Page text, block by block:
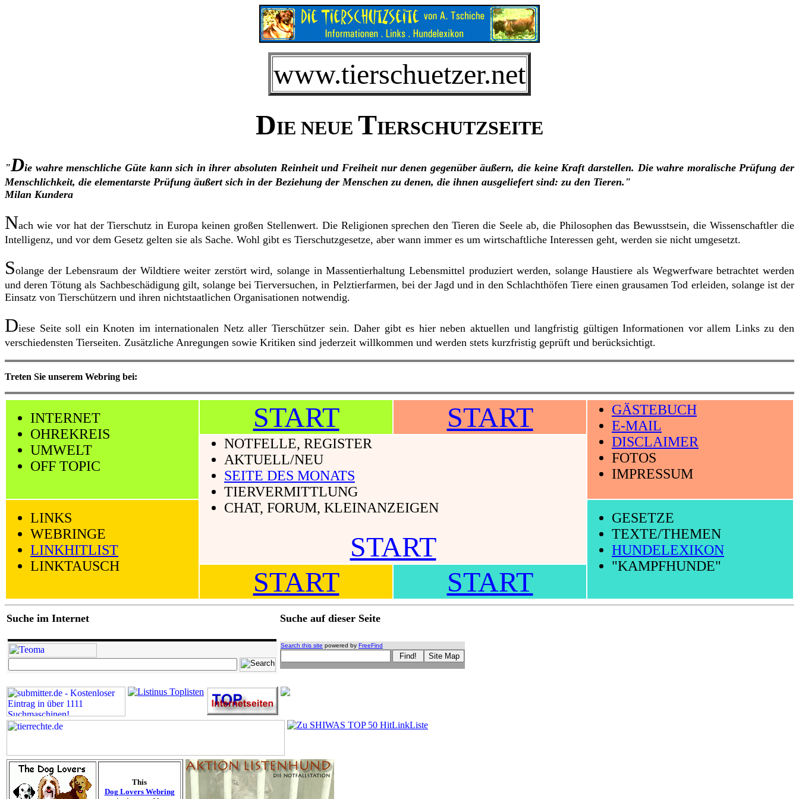
www.tierschuetzer.net
DIE NEUE TIERSCHUTZSEITE
"Die wahre menschliche Güte kann sich in ihrer absoluten Reinheit und Freiheit nur denen gegenüber äußern, die keine Kraft darstellen. Die wahre moralische Prüfung der
Menschlichkeit, die elementarste Prüfung äußert sich in der Beziehung der Menschen zu denen, die ihnen ausgeliefert sind: zu den Tieren."
Milan Kundera
Nach wie vor hat der Tierschutz in Europa keinen großen Stellenwert. Die Religionen sprechen den Tieren die Seele ab, die Philosophen das Bewusstsein, die Wissenschaftler die
Intelligenz, und vor dem Gesetz gelten sie als Sache. Wohl gibt es Tierschutzgesetze, aber wann immer es um wirtschaftliche Interessen geht, werden sie nicht umgesetzt.
Solange der Lebensraum der Wildtiere weiter zerstört wird, solange in Massentierhaltung Lebensmittel produziert werden, solange Haustiere als Wegwerfware betrachtet werden
und deren Tötung als Sachbeschädigung gilt, solange bei Tierversuchen, in Pelztierfarmen, bei der Jagd und in den Schlachthöfen Tiere einen grausamen Tod erleiden, solange ist der
Einsatz von Tierschützern und ihren nichtstaatlichen Organisationen notwendig.
Diese Seite soll ein Knoten im internationalen Netz aller Tierschützer sein. Daher gibt es hier neben aktuellen und langfristig gültigen Informationen vor allem Links zu den
verschiedensten Tierseiten. Zusätzliche Anregungen sowie Kritiken sind jederzeit willkommen und werden stets kurzfristig geprüft und berücksichtigt.
Treten Sie unserem Webring bei:
INTERNET
OHREKREIS
UMWELT
OFF TOPIC
START START
GÄSTEBUCH
E-MAIL
DISCLAIMER
FOTOS
IMPRESSUM
NOTFELLE, REGISTER
AKTUELL/NEU
SEITE DES MONATS
TIERVERMITTLUNG
CHAT, FORUM, KLEINANZEIGEN
START
LINKS
WEBRINGE
LINKHITLIST
LINKTAUSCH
GESETZE
TEXTE/THEMEN
HUNDELEXIKON
"KAMPFHUNDE"
START START
Suche im Internet Suche auf dieser Seite
Search this site powered by FreeFind
This
Dog Lovers Webring